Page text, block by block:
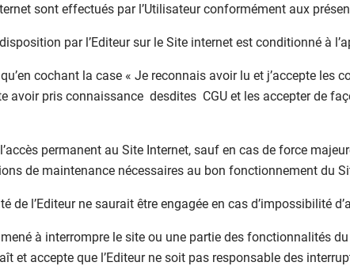
sont effectués par l’Utilisateur conformément aux
par l’Editeur sur le Site internet est conditionné à
cochant la case « Je reconnais avoir lu et j’accepte
avoir pris connaissance desdites CGU et les accepter de
permanent au Site Internet, sauf en cas de force
de maintenance nécessaires au bon fonctionnement du
de l’Editeur ne saurait être engagée en cas d’impossibilité
à interrompre le site ou une partie des fonctionnalités
et accepte que l’Editeur ne soit pas responsable des